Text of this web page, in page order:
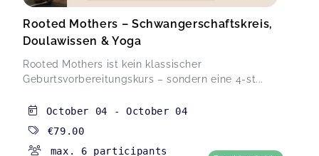
Rooted Mothers – Schwangerschaftskreis,
Doulawissen & Yoga
Rooted Mothers ist kein klassischer
Geburtsvorbereitungskurs – sondern eine 4-st...
October 04 - October 04
€79.00
max. 6 participants